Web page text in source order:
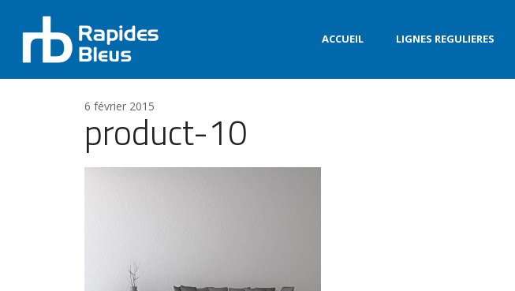
ACCUEIL LIGNES REGULIERES
6 février 2015
product-10